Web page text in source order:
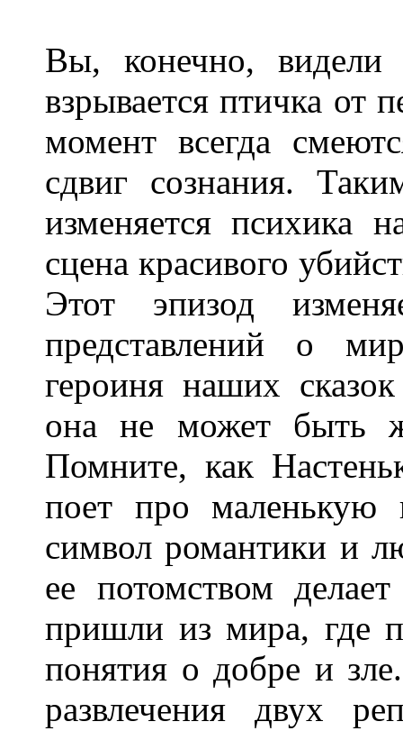
Вы, конечно, видели
взрывается птичка от
момент всегда
сдвиг сознания.
изменяется психика
сцена красивого
Этот эпизод
представлений о
героиня наших
она не может быть
Помните, как
поет про маленькую
символ романтики и
ее потомством
пришли из мира, где
понятия о добре и
развлечения двух